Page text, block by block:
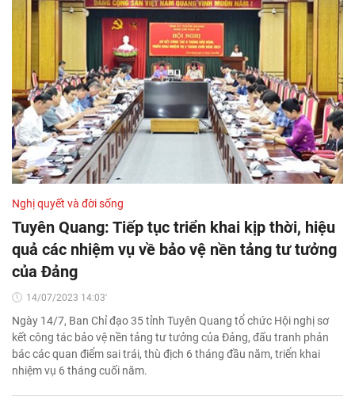
Nghị quyết và đời sống
Tuyên Quang: Tiếp tục triển khai kịp thời, hiệu
quả các nhiệm vụ về bảo vệ nền tảng tư tưởng
của Đảng
14/07/2023 14:03'
Ngày 14/7, Ban Chỉ đạo 35 tỉnh Tuyên Quang tổ chức Hội nghị sơ
kết công tác bảo vệ nền tảng tư tưởng của Đảng, đấu tranh phản
bác các quan điểm sai trái, thù địch 6 tháng đầu năm, triển khai
nhiệm vụ 6 tháng cuối năm.